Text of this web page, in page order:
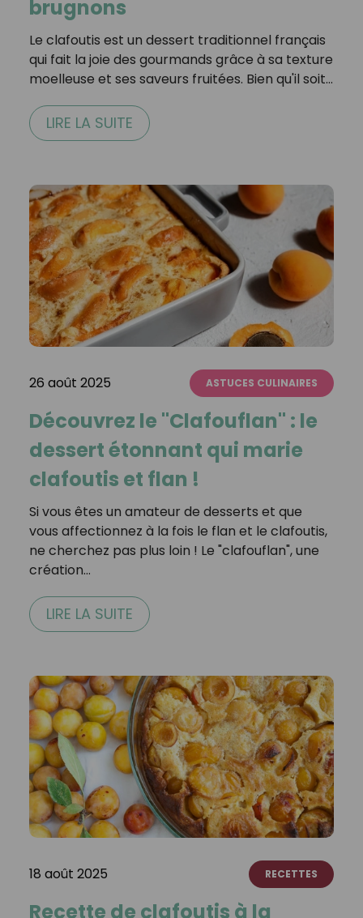
brugnons
Le clafoutis est un dessert traditionnel français
qui fait la joie des gourmands grâce à sa texture
moelleuse et ses saveurs fruitées. Bien qu'il soit…
LIRE LA SUITE
26 août 2025 ASTUCES CULINAIRES
Découvrez le "Clafouflan" : le
dessert étonnant qui marie
clafoutis et flan !
Si vous êtes un amateur de desserts et que
vous affectionnez à la fois le flan et le clafoutis,
ne cherchez pas plus loin ! Le "clafouflan", une
création…
LIRE LA SUITE
18 août 2025 RECETTES
Recette de clafoutis à la